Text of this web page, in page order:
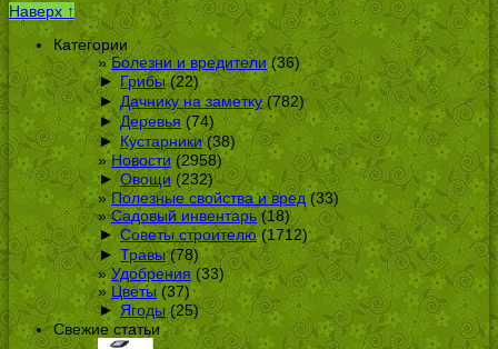
Наверх ↑
Категории
Болезни и вредители(36)
► Грибы(22)
► Дачнику на заметку(782)
► Деревья (74)
► Кустарники(38)
Новости(2958)
► Овощи(232)
Полезные свойства и вред (33)
Садовый инвентарь(18)
► Советы строителю (1712)
► Травы(78)
Удобрения (33)
Цветы(37)
► Ягоды(25)
Свежие статьи